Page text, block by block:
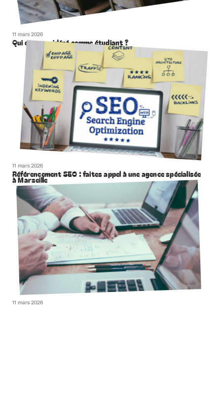
11 mars 2026
Qui est considéré comme étudiant ?
11 mars 2026
Référencement SEO : faites appel à une agence spécialisée
à Marseille
11 mars 2026